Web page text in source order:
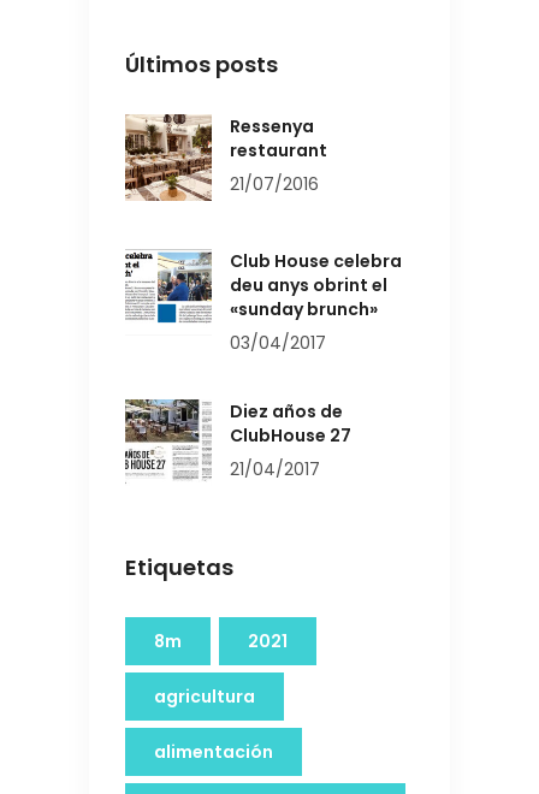
Últimos posts
Ressenya
restaurant
21/07/2016
Club House celebra
deu anys obrint el
«sunday brunch»
03/04/2017
Diez años de
ClubHouse 27
21/04/2017
Etiquetas
8m 2021
agricultura
alimentación